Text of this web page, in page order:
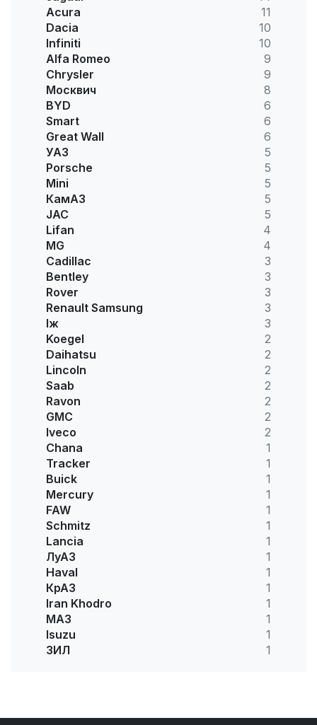
Acura
11
Dacia
10
Infiniti
10
Alfa Romeo
9
Chrysler
9
Москвич
8
BYD
6
Smart
6
Great Wall
6
УАЗ
5
Porsche
5
Mini
5
КамАЗ
5
JAC
5
Lifan
4
MG
4
Cadillac
3
Bentley
3
Rover
3
Renault Samsung
3
Іж
3
Koegel
2
Daihatsu
2
Lincoln
2
Saab
2
Ravon
2
GMC
2
Iveco
2
Chana
1
Tracker
1
Buick
1
Mercury
1
FAW
1
Schmitz
1
Lancia
1
ЛуАЗ
1
Haval
1
КрАЗ
1
Iran Khodro
1
МАЗ
1
Isuzu
1
ЗИЛ
1